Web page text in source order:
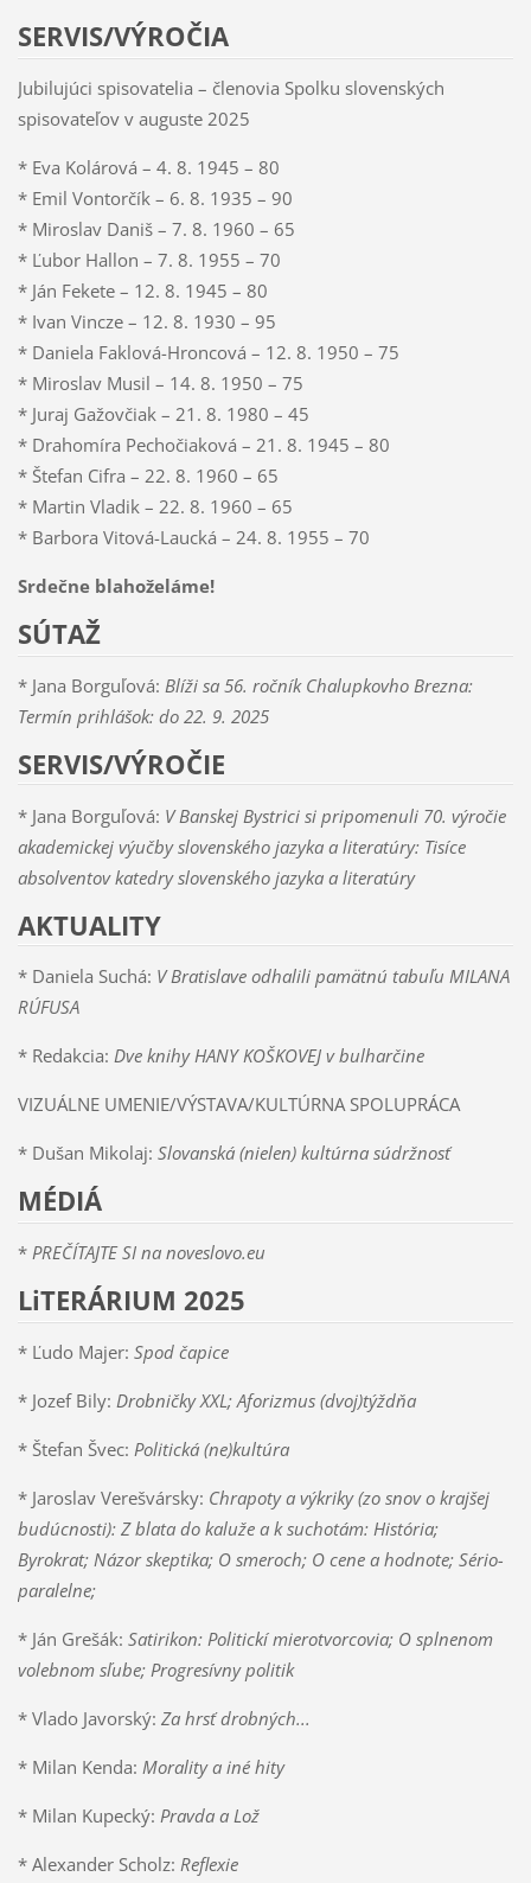
SERVIS/VÝROČIA
Jubilujúci spisovatelia – členovia Spolku slovenských
spisovateľov v auguste 2025
* Eva Kolárová – 4. 8. 1945 – 80
* Emil Vontorčík – 6. 8. 1935 – 90
* Miroslav Daniš – 7. 8. 1960 – 65
* Ľubor Hallon – 7. 8. 1955 – 70
* Ján Fekete – 12. 8. 1945 – 80
* Ivan Vincze – 12. 8. 1930 – 95
* Daniela Faklová-Hroncová – 12. 8. 1950 – 75
* Miroslav Musil – 14. 8. 1950 – 75
* Juraj Gažovčiak – 21. 8. 1980 – 45
* Drahomíra Pechočiaková – 21. 8. 1945 – 80
* Štefan Cifra – 22. 8. 1960 – 65
* Martin Vladik – 22. 8. 1960 – 65
* Barbora Vitová-Laucká – 24. 8. 1955 – 70
Srdečne blahoželáme!
SÚTAŽ
* Jana Borguľová: Blíži sa 56. ročník Chalupkovho Brezna:
Termín prihlášok: do 22. 9. 2025
SERVIS/VÝROČIE
* Jana Borguľová: V Banskej Bystrici si pripomenuli 70. výročie
akademickej výučby slovenského jazyka a literatúry: Tisíce
absolventov katedry slovenského jazyka a literatúry
AKTUALITY
* Daniela Suchá: V Bratislave odhalili pamätnú tabuľu MILANA
RÚFUSA
* Redakcia: Dve knihy HANY KOŠKOVEJ v bulharčine
VIZUÁLNE UMENIE/VÝSTAVA/KULTÚRNA SPOLUPRÁCA
* Dušan Mikolaj: Slovanská (nielen) kultúrna súdržnosť
MÉDIÁ
*PREČÍTAJTE SI na noveslovo.eu
LiTERÁRIUM 2025
* Ľudo Majer: Spod čapice
* Jozef Bily: Drobničky XXL; Aforizmus (dvoj)týždňa
* Štefan Švec: Politická (ne)kultúra
* Jaroslav Verešvársky: Chrapoty a výkriky (zo snov o krajšej
budúcnosti): Z blata do kaluže a k suchotám: História;
Byrokrat; Názor skeptika; O smeroch; O cene a hodnote; Sério-
paralelne;
* Ján Grešák: Satirikon: Politickí mierotvorcovia; O splnenom
volebnom sľube; Progresívny politik
* Vlado Javorský: Za hrsť drobných...
* Milan Kenda: Morality a iné hity
* Milan Kupecký: Pravda a Lož
* Alexander Scholz: Reflexie